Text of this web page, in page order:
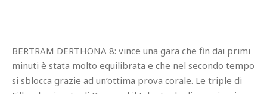
BERTRAM DERTHONA 8: vince una gara che fin dai primi
minuti è stata molto equilibrata e che nel secondo tempo
si sblocca grazie ad un’ottima prova corale. Le triple di